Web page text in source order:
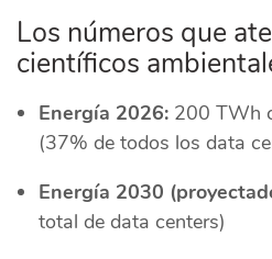
Los números que
científicos
Energía 2026: 200 TWh
(37% de todos los data
Energía 2030
total de data centers)